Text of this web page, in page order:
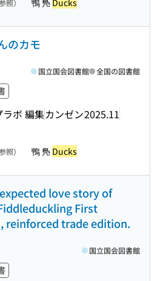
） 鴨 鳬 Ducks
のカモ
ボ 編集カンゼン2025.11
国立国会図書館 全国の図書館
） 鴨 鳬 Ducks
love story of
First
reinforced trade edition.
国立国会図書館